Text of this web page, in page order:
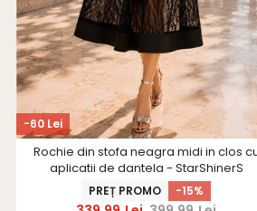
-60 Lei
Rochie din stofa neagra midi in clos
aplicatii de dantela - StarShinerS
PREȚ PROMO -15%